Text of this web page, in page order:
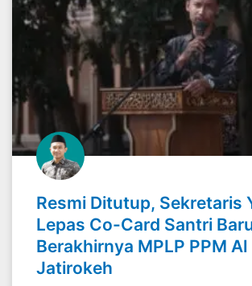
Resmi Ditutup, Sekretaris
Lepas Co-Card Santri
Berakhirnya MPLP PPM Al
Jatirokeh